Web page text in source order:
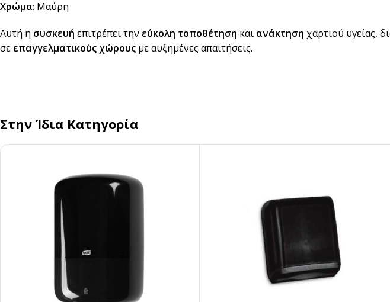
Χρώμα: Μαύρη
Αυτή η συσκευή επιτρέπει την εύκολη τοποθέτηση και ανάκτηση χαρτιού υγείας,
σε επαγγελματικούς χώρους με αυξημένες απαιτήσεις.
Στην Ίδια Κατηγορία